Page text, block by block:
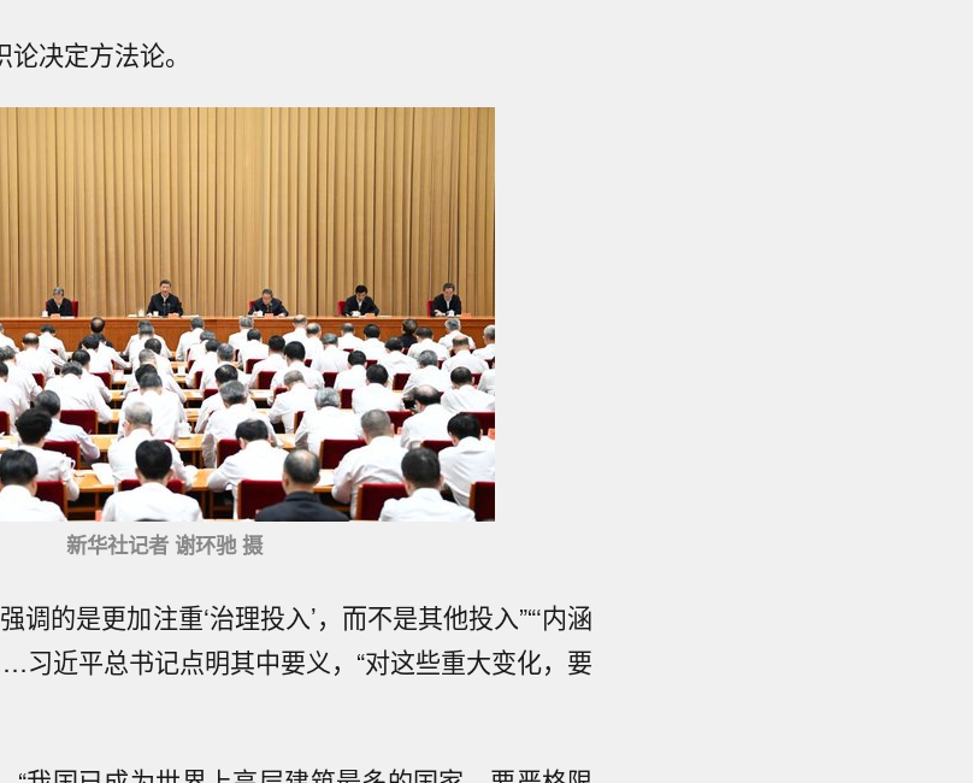
决定方法论。
新华社记者 谢环驰 摄
调的是更加注重‘治理投入’，而不是其他投入”“‘内涵
习近平总书记点明其中要义，“对这些重大变化，要